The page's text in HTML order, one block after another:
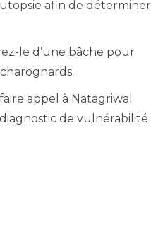
afin de déterminer
le d’une bâche pour
appel à Natagriwal
de vulnérabilité